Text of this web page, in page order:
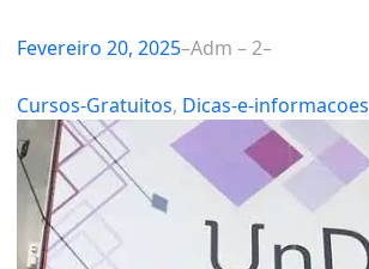
Fevereiro 20, 2025–Adm – 2–
Cursos-Gratuitos, Dicas-e-informacoes